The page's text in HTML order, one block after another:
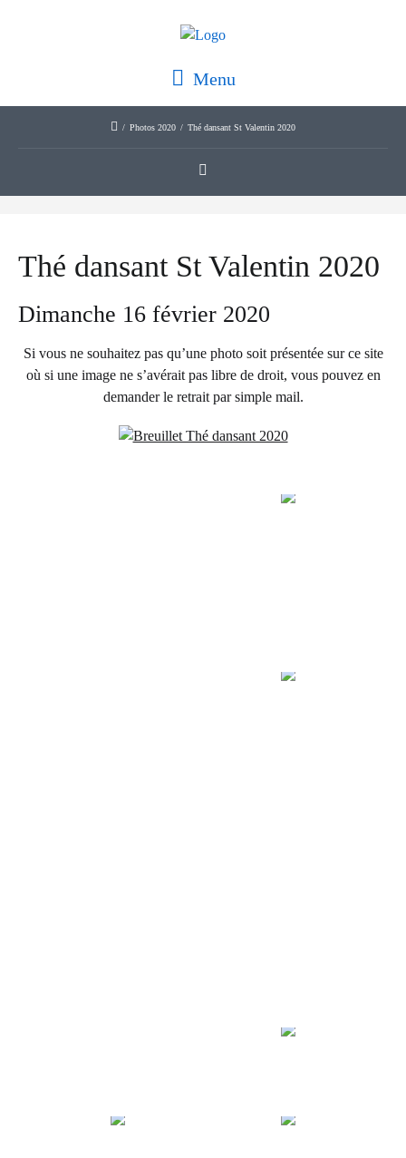
Menu
/ Photos 2020 / Thé dansant St Valentin 2020
Thé dansant St Valentin 2020
Dimanche 16 février 2020
Si vous ne souhaitez pas qu’une photo soit présentée sur ce site
où si une image ne s’avérait pas libre de droit, vous pouvez en
demander le retrait par simple mail.